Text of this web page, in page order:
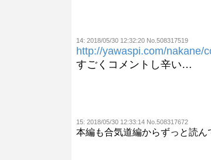
14: 2018/05/30 12:32:20 No.508317519
http://yawaspi.com/nakane/
すごくコメントし辛い…
15: 2018/05/30 12:33:14 No.508317672
本編も合気道編からずっと読